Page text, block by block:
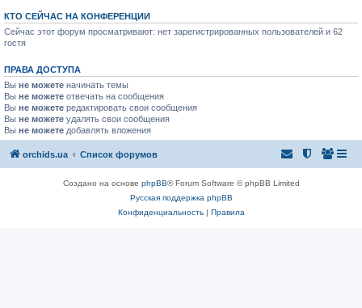
КТО СЕЙЧАС НА КОНФЕРЕНЦИИ
Сейчас этот форум просматривают: нет зарегистрированных пользователей и 62
гостя
ПРАВА ДОСТУПА
Вы не можете начинать темы
Вы не можете отвечать на сообщения
Вы не можете редактировать свои сообщения
Вы не можете удалять свои сообщения
Вы не можете добавлять вложения
orchids.ua Список форумов
Создано на основе phpBB® Forum Software © phpBB Limited
Русская поддержка phpBB
Конфиденциальность| Правила